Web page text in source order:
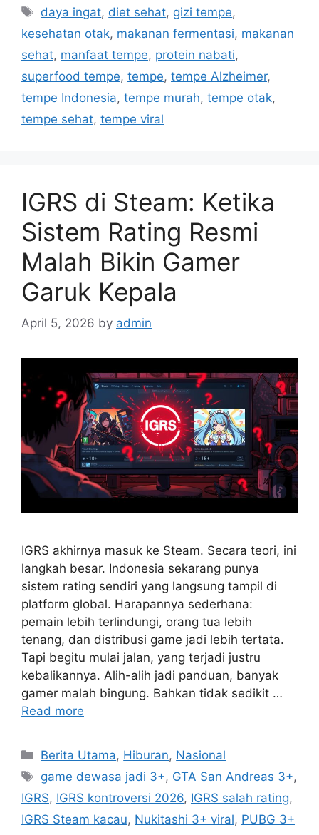
Tags
daya ingat, diet sehat, gizi tempe,
kesehatan otak, makanan fermentasi, makanan
sehat, manfaat tempe, protein nabati,
superfood tempe, tempe, tempe Alzheimer,
tempe Indonesia, tempe murah, tempe otak,
tempe sehat, tempe viral
IGRS di Steam: Ketika
Sistem Rating Resmi
Malah Bikin Gamer
Garuk Kepala
April 5, 2026 by admin
IGRS akhirnya masuk ke Steam. Secara teori, ini
langkah besar. Indonesia sekarang punya
sistem rating sendiri yang langsung tampil di
platform global. Harapannya sederhana:
pemain lebih terlindungi, orang tua lebih
tenang, dan distribusi game jadi lebih tertata.
Tapi begitu mulai jalan, yang terjadi justru
kebalikannya. Alih-alih jadi panduan, banyak
gamer malah bingung. Bahkan tidak sedikit …
Read more
Categories
Berita Utama, Hiburan, Nasional
Tags
game dewasa jadi 3+, GTA San Andreas 3+,
IGRS, IGRS kontroversi 2026, IGRS salah rating,
IGRS Steam kacau, Nukitashi 3+ viral, PUBG 3+